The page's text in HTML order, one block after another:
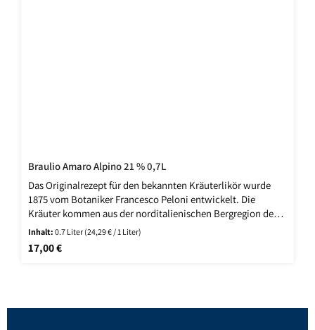
Braulio Amaro Alpino 21 % 0,7L
Das Originalrezept für den bekannten Kräuterlikör wurde
1875 vom Botaniker Francesco Peloni entwickelt. Die
Kräuter kommen aus der norditalienischen Bergregion des
Monte Braulio-Valtellina und trocknen an der frischen
Bergluft, bevor sie anschliessend einen Monat lang
fermentieren. Nach der Destillation lagert der Likör zwei
Inhalt:0.7 Liter (24,29 € / 1 Liter)
Regulärer Preis:
17,00 €